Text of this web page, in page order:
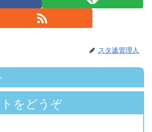
スタ速管理人
をどうぞ